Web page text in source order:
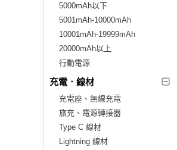
5000mAh以下
5001mAh-10000mAh
10001mAh-19999mAh
20000mAh以上
行動電源
充電．線材
充電座、無線充電
旅充、電源轉接器
Type C 線材
Lightning 線材